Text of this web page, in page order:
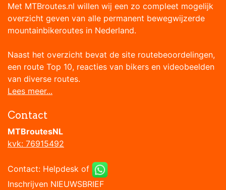
Met MTBroutes.nl willen wij een zo compleet mogelijk
overzicht geven van alle permanent bewegwijzerde
mountainbikeroutes in Nederland.
Naast het overzicht bevat de site routebeoordelingen,
een route Top 10, reacties van bikers en videobeelden
van diverse routes.
Lees meer...
Contact
MTBroutesNL
kvk: 76915492
Contact: Helpdesk of
Inschrijven NIEUWSBRIEF